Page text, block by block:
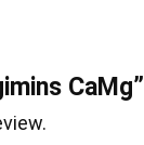
CaMg”